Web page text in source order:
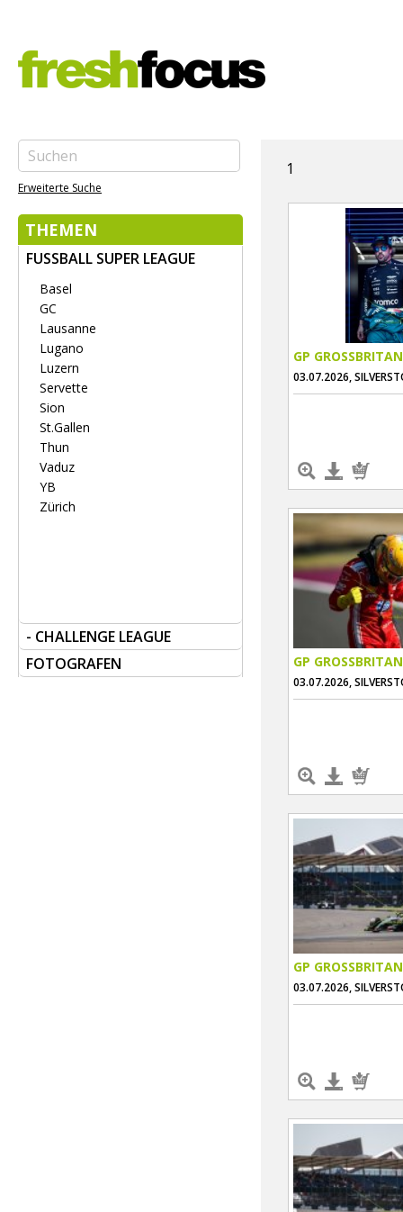
Erweiterte Suche
THEMEN
FUSSBALL SUPER LEAGUE
Basel
GC
Lausanne
Lugano
Luzern
Servette
Sion
St.Gallen
Thun
Vaduz
YB
Zürich
- CHALLENGE LEAGUE
FOTOGRAFEN
1
GP
03.07.2026,
GP
03.07.2026,
GP
03.07.2026,